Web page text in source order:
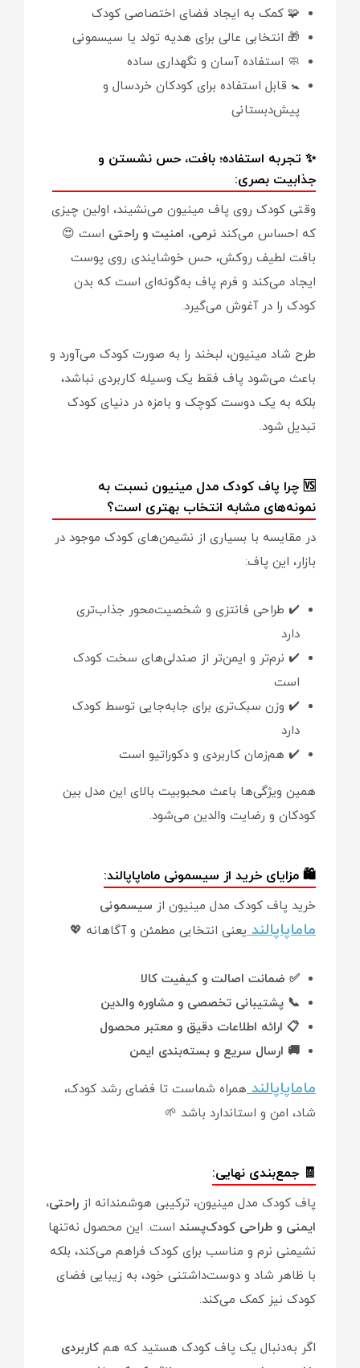
🧩 کمک به ایجاد فضای اختصاصی کودک
🎁 انتخابی عالی برای هدیه تولد یا سیسمونی
🧼 استفاده آسان و نگهداری ساده
🚼 قابل استفاده برای کودکان خردسال و
پیش‌دبستانی
✨ تجربه استفاده؛ بافت، حس نشستن و
جذابیت بصری:
وقتی کودک روی پاف مینیون می‌نشیند، اولین چیزی
که احساس می‌کند نرمی، امنیت و راحتی است 😍
بافت لطیف روکش، حس خوشایندی روی پوست
ایجاد می‌کند و فرم پاف به‌گونه‌ای است که بدن
کودک را در آغوش می‌گیرد.
طرح شاد مینیون، لبخند را به صورت کودک می‌آورد و
باعث می‌شود پاف فقط یک وسیله کاربردی نباشد،
بلکه به یک دوست کوچک و بامزه در دنیای کودک
تبدیل شود.
🆚 چرا پاف کودک مدل مینیون نسبت به
نمونه‌های مشابه انتخاب بهتری است؟
در مقایسه با بسیاری از نشیمن‌های کودک موجود در
بازار، این پاف:
✔️ طراحی فانتزی و شخصیت‌محور جذاب‌تری
دارد
✔️ نرم‌تر و ایمن‌تر از صندلی‌های سخت کودک
است
✔️ وزن سبک‌تری برای جابه‌جایی توسط کودک
دارد
✔️ هم‌زمان کاربردی و دکوراتیو است
همین ویژگی‌ها باعث محبوبیت بالای این مدل بین
کودکان و رضایت والدین می‌شود.
🛍️ مزایای خرید از سیسمونی ماماپاپالند:
خرید پاف کودک مدل مینیون از سیسمونی
ماماپاپالندیعنی انتخابی مطمئن و آگاهانه 💖
✅ ضمانت اصالت و کیفیت کالا
📞 پشتیبانی تخصصی و مشاوره والدین
📋 ارائه اطلاعات دقیق و معتبر محصول
🚚 ارسال سریع و بسته‌بندی ایمن
ماماپاپالندهمراه شماست تا فضای رشد کودک،
شاد، امن و استاندارد باشد 🌱
🧾 جمع‌بندی نهایی:
پاف کودک مدل مینیون، ترکیبی هوشمندانه از راحتی،
ایمنی و طراحی کودک‌پسند است. این محصول نه‌تنها
نشیمنی نرم و مناسب برای کودک فراهم می‌کند، بلکه
با ظاهر شاد و دوست‌داشتنی خود، به زیبایی فضای
کودک نیز کمک می‌کند.
اگر به‌دنبال یک پاف کودک هستید که هم کاربردی